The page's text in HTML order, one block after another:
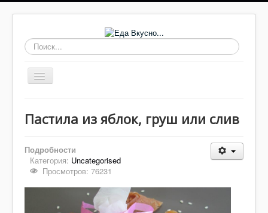
Искать...
Включить/
выключить
Выпечка
Супы
Соусы, заправки
Заготовки
Салаты
Пастила из яблок, груш или слив
Подробности
Категория: Uncategorised
Просмотров: 76231